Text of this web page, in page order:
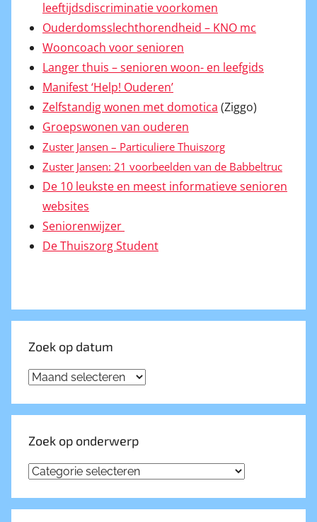
leeftijdsdiscriminatie voorkomen
Ouderdomsslechthorendheid – KNO mc
Wooncoach voor senioren
Langer thuis – senioren woon- en leefgids
Manifest ‘Help! Ouderen’
Zelfstandig wonen met domotica (Ziggo)
Groepswonen van ouderen
Zuster Jansen – Particuliere Thuiszorg
Zuster Jansen: 21 voorbeelden van de Babbeltruc
De 10 leukste en meest informatieve senioren
websites
Seniorenwijzer
De Thuiszorg Student
Zoek op datum
Zoek
datum
Zoek op onderwerp
Zoek
onderwerp